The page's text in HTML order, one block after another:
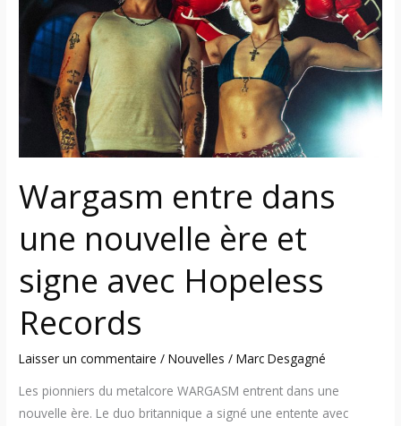
Wargasm entre dans
une nouvelle ère et
signe avec Hopeless
Records
Laisser un commentaire /Nouvelles /Marc Desgagné
Les pionniers du metalcore WARGASM entrent dans une
nouvelle ère. Le duo britannique a signé une entente avec
nouvelle
ère
et
avec
Hopeless
Records